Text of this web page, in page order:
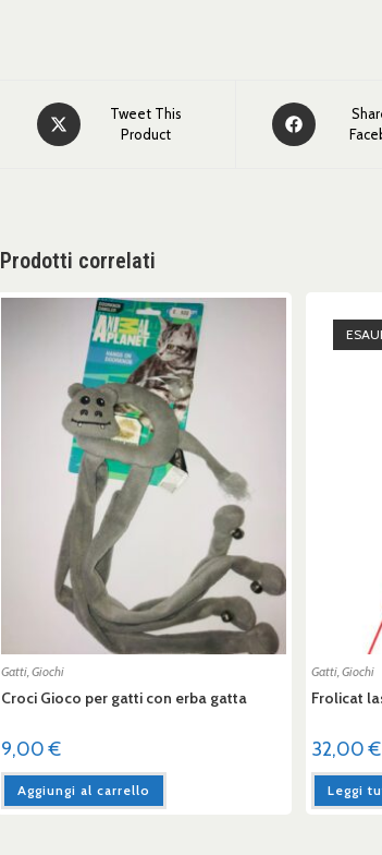
Tweet This
Product
Prodotti correlati
Gatti ,Giochi
Croci Gioco per gatti con erba gatta
9,00€
Aggiungi al carrello
Gatti, Giochi
Frolicat
32,00€
Leggi